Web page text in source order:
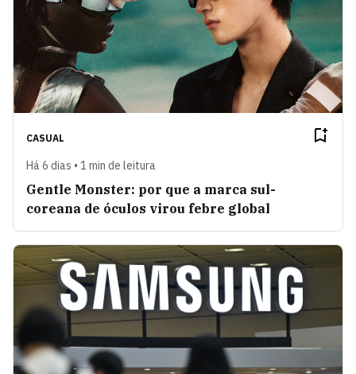
CASUAL
Há 6 dias • 1 min de leitura
Gentle Monster: por que a marca sul-
coreana de óculos virou febre global